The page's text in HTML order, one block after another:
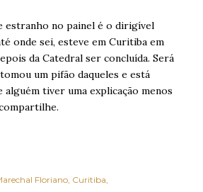
estranho no painel é o dirigível
onde sei, esteve em Curitiba em
da Catedral ser concluída. Será
um pifão daqueles e está
alguém tiver uma explicação menos
Floriano Curitiba